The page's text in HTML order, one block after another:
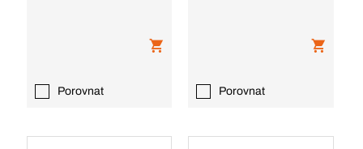
Porovnat Porovnat